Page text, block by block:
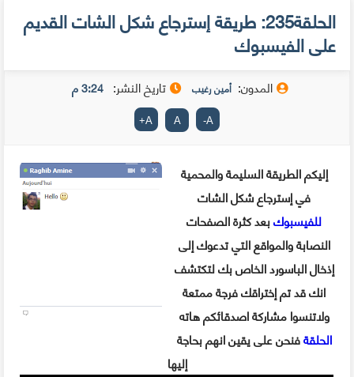
الحلقة235: طريقة إسترجاع شكل الشات القديم
على الفيسبوك
المدون: أمين رغيب تاريخ النشر: 3:24 م
A
-
A
A
+
إليكم الطريقة السليمة والمحمية
في إسترجاع شكل الشات
للفيسبوكبعد كثرة الصفحات
النصابة والمواقع التي تدعوك إلى
إذخال الباسورد الخاص بك لتكتشف
انك قد تم إختراقك فرجة ممتعة
ولاتنسوا مشاركة اصدقائكم هاته
الحلقةفنحن على يقين انهم بحاجة
إليها